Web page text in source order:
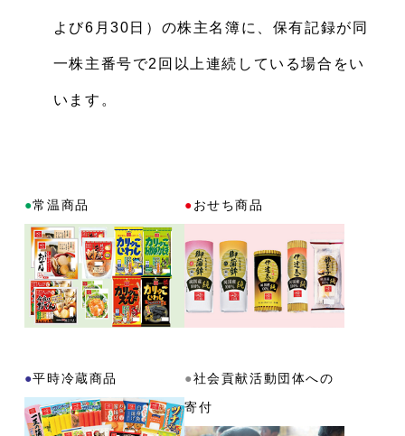
よび6月30日）の株主名簿に、保有記録が同
一株主番号で2回以上連続している場合をい
います。
●常温商品 ●おせち商品
●平時冷蔵商品 ●社会貢献活動団体への
寄付